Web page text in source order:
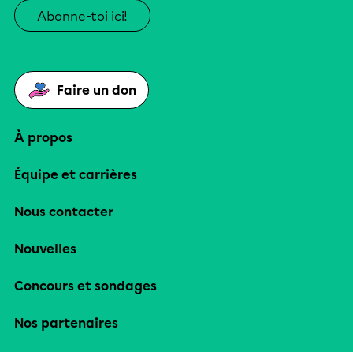
Abonne-toi ici!
Faire un don
À propos
Équipe et carrières
Nous contacter
Nouvelles
Concours et sondages
Nos partenaires